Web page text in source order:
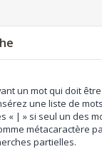
un mot qui doit
une liste de
« | » si seul un des
métacaractère
partielles.